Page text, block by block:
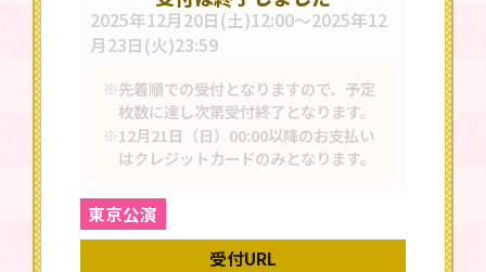
2025年12月20日(土)12:00～2025年12
月23日(火)23:59
※先着順での受付となりますので、予定
枚数に達し次第受付終了となります。
※12月21日（日）00:00以降のお支払い
はクレジットカードのみとなります。
東京公演
受付URL